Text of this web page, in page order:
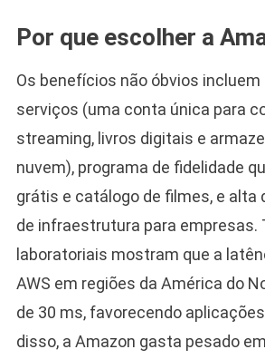
Por que escolher a
Os benefícios não óbvios
serviços (uma conta única para
streaming, livros digitais e
nuvem), programa de fidelidade
grátis e catálogo de filmes, e alta
de infraestrutura para empresas.
laboratoriais mostram que a
AWS em regiões da América do
de 30 ms, favorecendo
disso, a Amazon gasta pesado